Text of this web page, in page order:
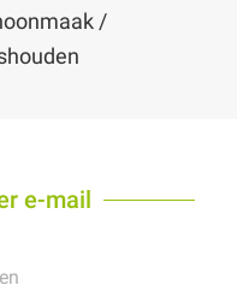
/
e-mail